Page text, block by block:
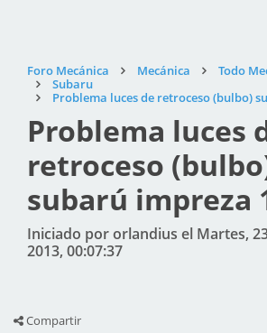
Foro Mecánica Mecánica
Todo
Subaru
Problema luces de retroceso (bulbo)
Problema luces
retroceso
subarú impreza
Iniciado por orlandius el Martes,
2013, 00:07:37
Compartir